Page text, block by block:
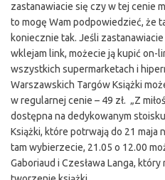
zastanawiacie się czy w tej cenie
to mogę Wam podpowiedzieć, że
koniecznie tak. Jeśli
wklejam link, możecie ją kupić on-
wszystkich supermarketach i
Warszawskich Targów Książki
w regularnej cenie – 49 zł. „Z
dostępna na dedykowanym
Książki, które potrwają do 21 maja
tam wybierzecie, 21.05 o 12.00
Gaboriaud i Czesława Langa,